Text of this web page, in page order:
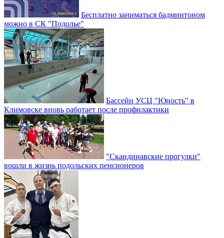
Бесплатно заниматься бадминтоном
можно в СК "Подолье"
Бассейн УСЦ "Юность" в
Климовске вновь работает после профилактики
"Скандинавские прогулки"
вошли в жизнь подольских пенсионеров